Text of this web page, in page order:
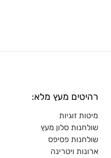
רהיטים מעץ מלא:
מיטות זוגיות
שולחנות סלון מעץ
שולחנות פסיפס
ארונות ויטרינה